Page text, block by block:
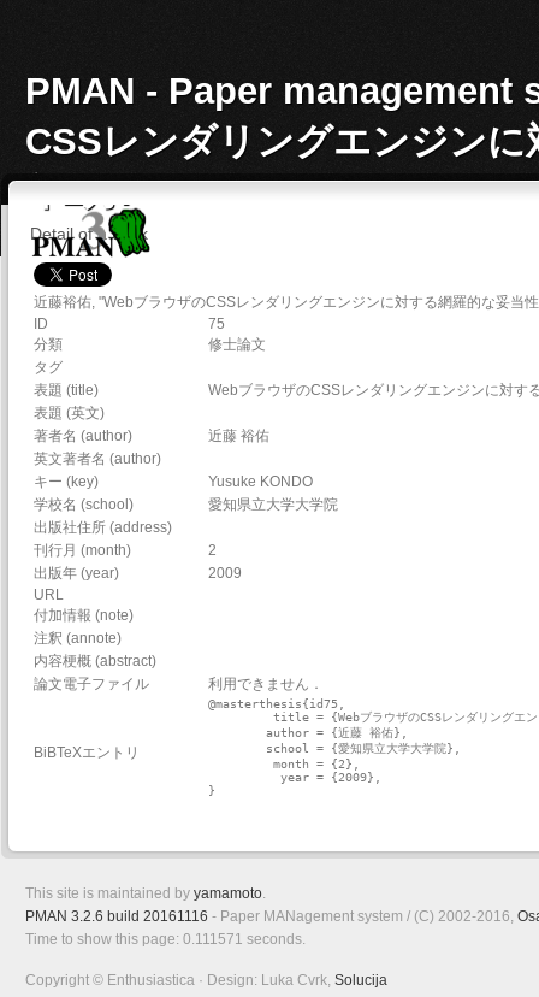
PMAN - Paper management
CSSレンダリングエンジン
年2月.
Detail of a work
近藤裕佑, "WebブラウザのCSSレンダリングエンジンに対する網羅的な妥当
ID
75
分類
修士論文
タグ
表題 (title)
WebブラウザのCSSレンダリングエンジンに対す
表題 (英文)
著者名 (author)
近藤 裕佑
英文著者名 (author)
キー (key)
Yusuke KONDO
学校名 (school)
愛知県立大学大学院
出版社住所 (address)
刊行月 (month)
2
出版年 (year)
2009
URL
付加情報 (note)
注釈 (annote)
内容梗概 (abstract)
論文電子ファイル
利用できません．
BiBTeXエントリ
@masterthesis{id75,
title = {WebブラウザのCSSレンダリングエン
        author = {近藤 裕佑},
        school = {愛知県立大学大学院},
         month = {2},
          year = {2009},
}
This site is maintained by yamamoto.
PMAN 3.2.6 build 20161116 - Paper MANagement system / (C) 2002-2016,
Time to show this page: 0.111571 seconds.
Copyright © Enthusiastica · Design: Luka Cvrk, Solucija